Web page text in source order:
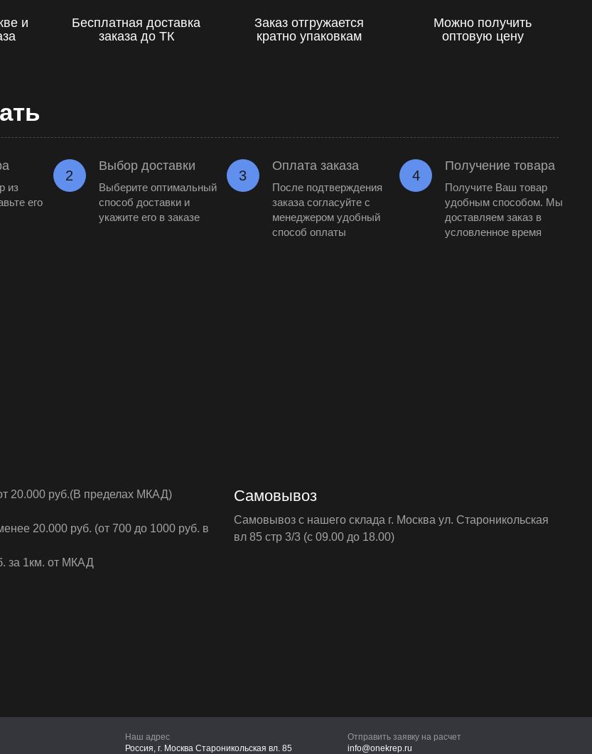
и
Бесплатная доставка
заказа до ТК
Заказ отгружается
кратно упаковкам
Можно получить
оптовую цену
из
его
2
Выбор доставки
Выберите оптимальный
способ доставки и
укажите его в заказе
3
Оплата заказа
После подтверждения
заказа согласуйте с
менеджером удобный
способ оплаты
4
Получение товара
Получите Ваш товар
удобным способом. Мы
доставляем заказ в
условленное время
20.000 руб.(В пределах МКАД)
20.000 руб. (от 700 до 1000 руб. в
за 1км. от МКАД
Самовывоз
Самовывоз с нашего склада г. Москва ул. Староникольская
вл 85 стр 3/3 (с 09.00 до 18.00)
Наш адрес
Россия, г. Москва Староникольская вл. 85
Отправить заявку на расчет
info@onekrep.ru